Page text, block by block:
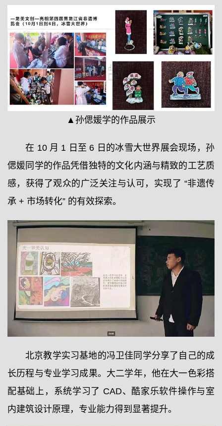
▲孙偲媛学的作品展示
在 10 月 1 日至 6 日的冰雪大世界展会现场，孙
偲媛同学的作品凭借独特的文化内涵与精致的工艺质
感，获得了观众的广泛关注与认可，实现了 “非遗传
承 + 市场转化” 的有效探索。
北京教学实习基地的冯卫佳同学分享了自己的成
长历程与专业学习成果。大二学年，他在大一色彩搭
配基础上，系统学习了 CAD、酷家乐软件操作与室
内建筑设计原理，专业能力得到显著提升。